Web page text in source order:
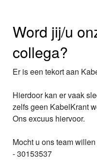
Word jij/u
collega?
Er is een tekort aan
Hierdoor kan er vaak
zelfs geen KabelKrant
Ons excuus hiervoor.
Mocht u ons team
- 30153537